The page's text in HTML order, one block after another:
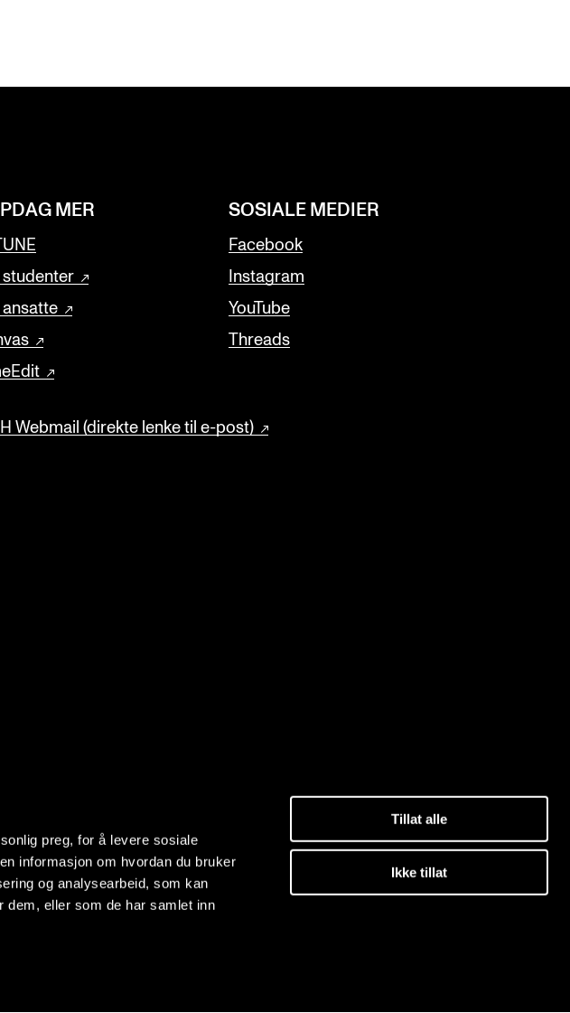
preg, for å levere sosiale
informasjon om hvordan du bruker
og analysearbeid, som kan
dem, eller som de har samlet inn
Tillat alle
Ikke tillat
MER
studenter
ansatte
Webmail (direkte lenke til e-post)
SOSIALE MEDIER
Facebook
Instagram
YouTube
Threads